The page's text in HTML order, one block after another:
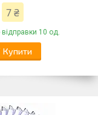
7 ₴
відправки 10 од.
Купити